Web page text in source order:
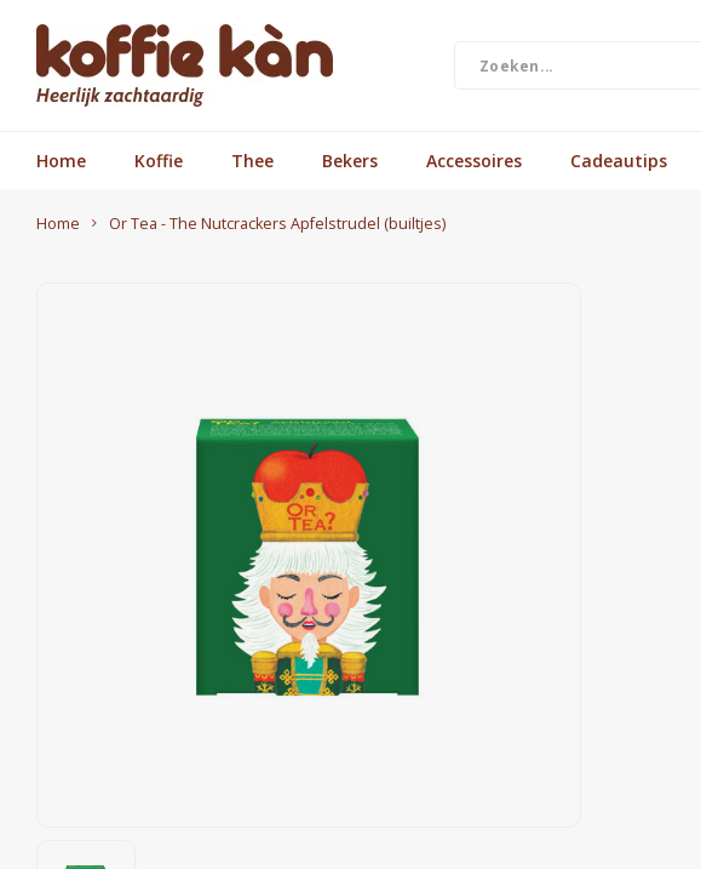
Home Koffie Thee Bekers Accessoires Cadeautips
Home Or Tea - The Nutcrackers Apfelstrudel (builtjes)